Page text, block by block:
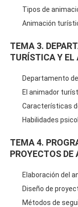
Tipos de
Animación
TEMA 3.
TURÍSTICA Y EL
Departamento
El animador
Características
Habilidades
TEMA 4.
PROYECTOS
Elaboración del
Diseño de
Métodos de